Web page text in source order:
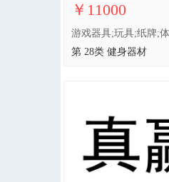
￥11000
第 28类 健身器材